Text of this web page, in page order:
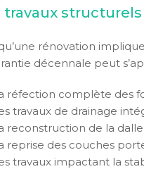
travaux
rénovation
décennale peut
réfection complète des
travaux de drainage
reconstruction de la
reprise des couches
travaux impactant la